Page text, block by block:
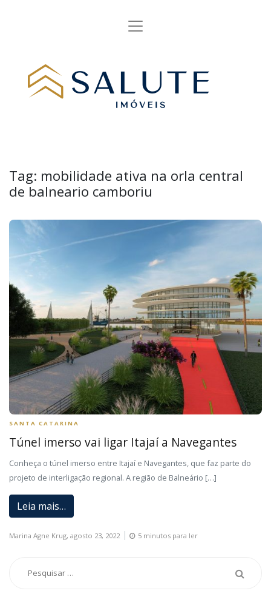
Tag: mobilidade ativa na orla central
de balneario camboriu
SANTA CATARINA
Túnel imerso vai ligar Itajaí a Navegantes
Conheça o túnel imerso entre Itajaí e Navegantes, que faz parte do
projeto de interligação regional. A região de Balneário […]
Leia mais…
Marina Agne Krug, agosto 23, 2022 5 minutos para ler